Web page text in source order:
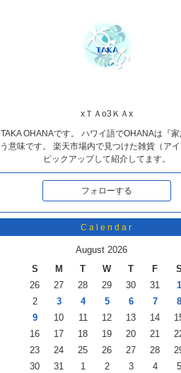
xＴＡo3ＫＡx
TAKA OHANAです。 ハワイ語でOHANAは『
う意味です。 楽天市場内で見つけた雑貨（ア
ピックアップして紹介してます。
フォローする
Calendar
August 2026
S
M T W T F
S
26
27 28 29 30 31
1
2
3 4 5 6 7
8
9
10 11 12 13 14
16
17 18 19 20 21
23
24 25 26 27 28
30
31 1 2 3 4 5